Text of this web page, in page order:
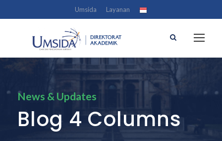
Umsida Layanan
News & Updates
Blog 4 Columns